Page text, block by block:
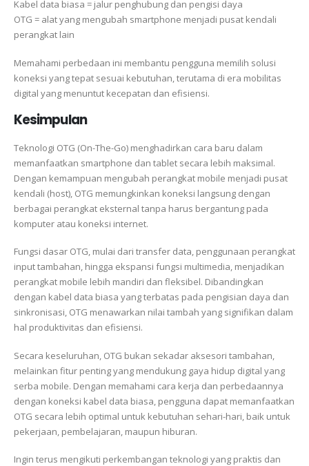
Kabel data biasa = jalur penghubung dan pengisi daya
OTG = alat yang mengubah smartphone menjadi pusat kendali
perangkat lain
Memahami perbedaan ini membantu pengguna memilih solusi
koneksi yang tepat sesuai kebutuhan, terutama di era mobilitas
digital yang menuntut kecepatan dan efisiensi.
Kesimpulan
Teknologi OTG (On-The-Go) menghadirkan cara baru dalam
memanfaatkan smartphone dan tablet secara lebih maksimal.
Dengan kemampuan mengubah perangkat mobile menjadi pusat
kendali (host), OTG memungkinkan koneksi langsung dengan
berbagai perangkat eksternal tanpa harus bergantung pada
komputer atau koneksi internet.
Fungsi dasar OTG, mulai dari transfer data, penggunaan perangkat
input tambahan, hingga ekspansi fungsi multimedia, menjadikan
perangkat mobile lebih mandiri dan fleksibel. Dibandingkan
dengan kabel data biasa yang terbatas pada pengisian daya dan
sinkronisasi, OTG menawarkan nilai tambah yang signifikan dalam
hal produktivitas dan efisiensi.
Secara keseluruhan, OTG bukan sekadar aksesori tambahan,
melainkan fitur penting yang mendukung gaya hidup digital yang
serba mobile. Dengan memahami cara kerja dan perbedaannya
dengan koneksi kabel data biasa, pengguna dapat memanfaatkan
OTG secara lebih optimal untuk kebutuhan sehari-hari, baik untuk
pekerjaan, pembelajaran, maupun hiburan.
Ingin terus mengikuti perkembangan teknologi yang praktis dan